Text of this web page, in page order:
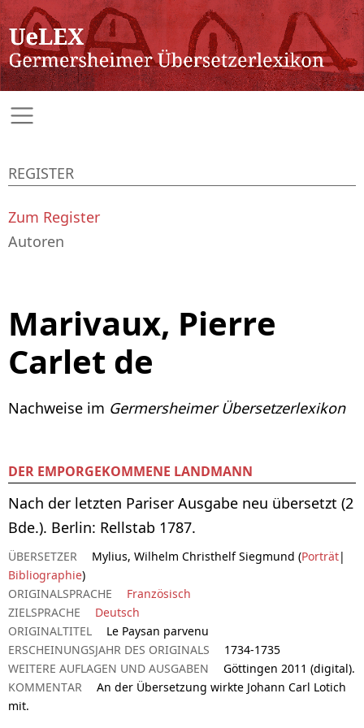
Marivaux, Pierre
Carlet de
Nachweise im Germersheimer Übersetzerlexikon
DER EMPORGEKOMMENE LANDMANN
Nach der letzten Pariser Ausgabe neu übersetzt (2
Bde.). Berlin: Rellstab 1787.
ÜBERSETZER Mylius, Wilhelm Christhelf Siegmund (Porträt|
Bibliographie)
ORIGINALSPRACHE
Französisch
ZIELSPRACHE
Deutsch
ORIGINALTITEL
Le Paysan parvenu
ERSCHEINUNGSJAHR DES ORIGINALS
1734-1735
WEITERE AUFLAGEN UND AUSGABEN
Göttingen 2011 (digital).
KOMMENTAR
An der Übersetzung wirkte Johann Carl Lotich
mit.
REGISTER
Zum Register
Autoren